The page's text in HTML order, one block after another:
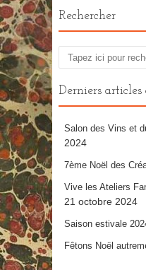
Rechercher
Recherche
Derniers
Salon des Vins et
2024
7ème Noël des
Vive les Ateliers
21 octobre 2024
Saison estivale
Fêtons Noël